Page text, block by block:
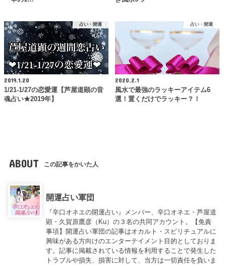
占い・開運
2019.1.20
1/21-1/27の恋愛運【芦屋道顕の音
魂占い★2019年】
占い・開運
2020.2.1
風水で最強のラッキーアイテム6
選！置くだけでラッキー？！
ABOUT この記事をかいた人
開運占い軍団
『辛口オネエの開運占い』メンバー、辛口オネエ・芦屋道
顕・久賀原鷹彦（Ku）の３名の共同アカウント。【免責
事項】開運占い軍団の記事はオカルト・スピリチュアルに
興味がある方向けのエンターテイメント目的としておりま
す。記事に掲載されている情報を利用することで発生した
トラブルや損失、損害に対して、当方は一切責任を負いま